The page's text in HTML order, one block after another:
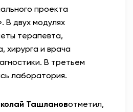
проекта
В двух модулях
терапевта,
хирурга и врача
В третьем
лаборатория.
Ташлановотметил,